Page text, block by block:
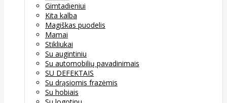
Gimtadieniui
Kita kalba
Magiškas puodelis
Mamai
Stikliukai
Su augintiniu
Su automobilių pavadinimais
SU DEFEKTAIS
Su drąsiomis frazėmis
Su hobiais